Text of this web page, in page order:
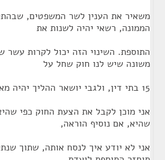
משאיר את הענין לשר המשפטים,
הממונה, רשאי יהיה לשנות את
התוספת. השינוי הזה יכול לקרות עשר
משונה שיש לנו חוק שחל על
15 בתי דין, ולגבי יושאר ההליך יהיה מאד איטי ולא ברור.
אני מוכן לקבל את הצעת החוק כפי
שהיא, אם נוסיף הוראה,
אני לא יודע איך לנסח אותה, שתוך